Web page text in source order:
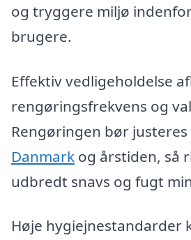
og tryggere miljø
brugere.
Effektiv vedligeholdelse
rengøringsfrekvens og
Rengøringen bør
Danmark og årstiden, så
udbredt snavs og fugt
Høje hygiejnestandarder